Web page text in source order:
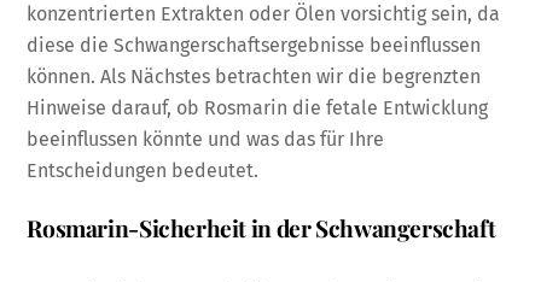
konzentrierten Extrakten oder Ölen vorsichtig sein, da
diese die Schwangerschaftsergebnisse beeinflussen
können. Als Nächstes betrachten wir die begrenzten
Hinweise darauf, ob Rosmarin die fetale Entwicklung
beeinflussen könnte und was das für Ihre
Entscheidungen bedeutet.
Rosmarin-Sicherheit in der Schwangerschaft